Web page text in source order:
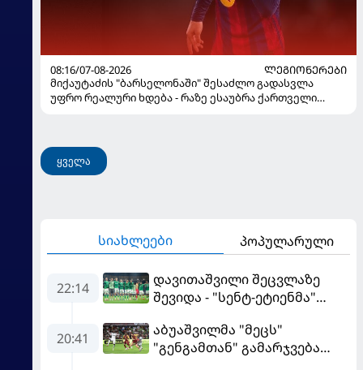
08:16/07-08-2026
ᲚᲔᲒᲘᲝᲜᲔᲠᲔᲑᲘ
მიქაუტაძის "ბარსელონაში" შესაძლო გადასვლა
უფრო რეალური ხდება - რაზე ესაუბრა ქართველი
ყველა
სიახლეები პოპულარული
22:14
დავითაშვილი შეცვლაზე
შევიდა - "სენტ-ეტიენმა"
20:41
აბუაშვილმა "მეცს"
"გენგამთან" გამარჯვება